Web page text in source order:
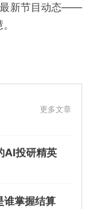
最新节目动态——
更多文章
AI投研精英
谁掌握结算